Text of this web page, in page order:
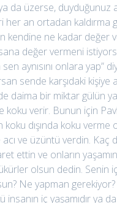
da üzerse,
an ortadan kaldırma
kendine ne kadar
değer vermeni
aynısını onlara yap”
sende karşıdaki kişiye
daima bir miktar gülün
koku verir. Bunun için
dışında koku verme
ve üzüntü verdin. Kaç
ettin ve onların
olsun dedin. Senin
Ne yapman
iç yaşamıdır ya